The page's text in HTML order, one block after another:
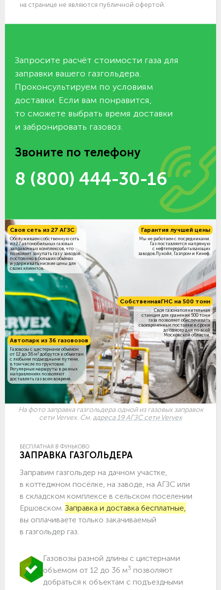
на странице не являются публичной офертой.
Запросите расчёт стоимости газа для
заправки вашего газгольдера.
Проконсультируем по условиям
доставки. Если вам понравится,
то сможете выбрать время доставки
и забронировать газовоз.
Звоните по телефону
8 (800) 444-30-16
СобственнаяГНС на 500 тонн
Своя газонаполнительная
станция для хранения 500 тонн
газа позволяет обеспечивать
своевременные поставки в сроки
до одного дня по всей
Московской области.
Своя сеть из 27 АГЗС
Обслуживаем собственную сеть
из 27 автомобильных газовых
заправочных комплексов, что
позволяет закупать газ у заводов
постоянно в больших объёмах
и удерживать низкие цены для
своих клиентов.
Гарантия лучшей цены
Мы не работаем с посредниками.
Газ поставляется напрямую
с нефтеперерабатывающих
заводов Лукойл, Газпром и Кинеф.
Автопарк из 36 газовозов
Газовозы с цистернами объемом
от 12 до 36 м3 добрутся к объектам
c любыми подъездными путями,
в том числе по грунтовке.
Регулярные маршруты в разных
направлениях позволяют
доставлять газ всем вовремя.
На фото заправка газгольдера одной из газовых заправок
сети Vervex. См. адреса 19 АГЗС сети Vervex
БЕСПЛАТНАЯ В ФУНЬКОВО
ЗАПРАВКА ГАЗГОЛЬДЕРА
Заправим газгольдер на дачном участке,
в коттеджном посёлке, на заводе, на АГЗС или
в складском комплексе в сельском поселении
Ершовском. Заправка и доставка бесплатные,
вы оплачиваете только закачиваемый
в газгольдер газ.
Газовозы разной длины с цистернами
объемом от 12 до 36 м3 позволяют
добраться к объектам c подъездными